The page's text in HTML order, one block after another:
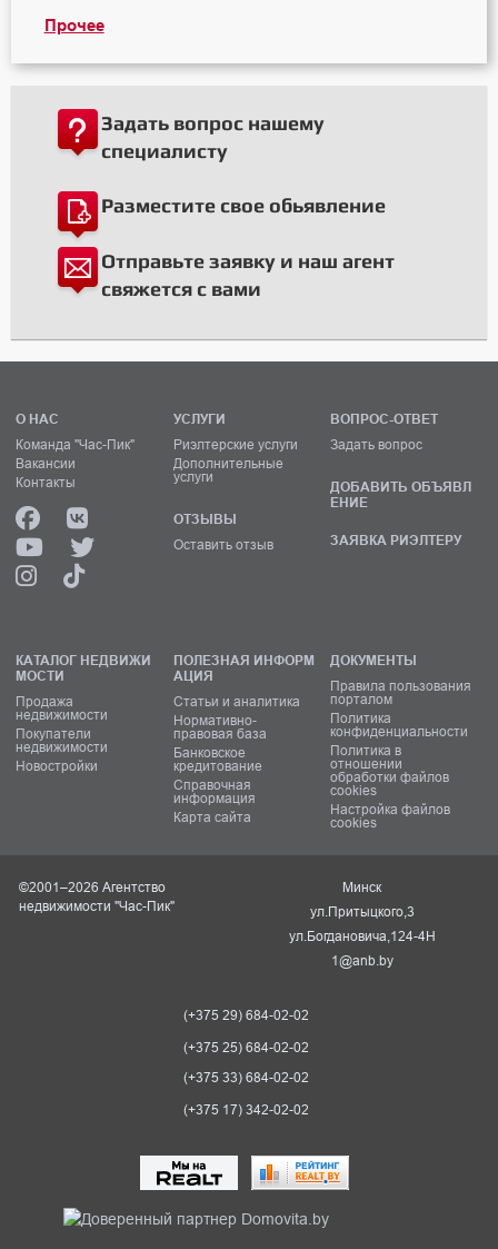
Прочее
Задать вопрос нашему
специалисту
Разместите свое обьявление
Отправьте заявку и наш агент
свяжется с вами
О НАС
Команда "Час-Пик"
Вакансии
Контакты
УСЛУГИ
Риэлтерские услуги
Дополнительные
услуги
ОТЗЫВЫ
Оставить отзыв
ВОПРОС-ОТВЕТ
Задать вопрос
ДОБАВИТЬ ОБЪЯВЛ
ЕНИЕ
ЗАЯВКА РИЭЛТЕРУ
КАТАЛОГ НЕДВИЖИ
МОСТИ
Продажа
недвижимости
Покупатели
недвижимости
Новостройки
ПОЛЕЗНАЯ ИНФОРМ
АЦИЯ
Статьи и аналитика
Нормативно-
правовая база
Банковское
кредитование
Справочная
информация
Карта сайта
ДОКУМЕНТЫ
Правила пользования
порталом
Политика
конфиденциальности
Политика в
отношении
обработки файлов
cookies
Настройка файлов
cookies
©2001–2026 Агентство
недвижимости "Час-Пик"
Минск
ул.Притыцкого,3
ул.Богдановича,124-4Н
1@anb.by
(+375 29) 684-02-02
(+375 25) 684-02-02
(+375 33) 684-02-02
(+375 17) 342-02-02